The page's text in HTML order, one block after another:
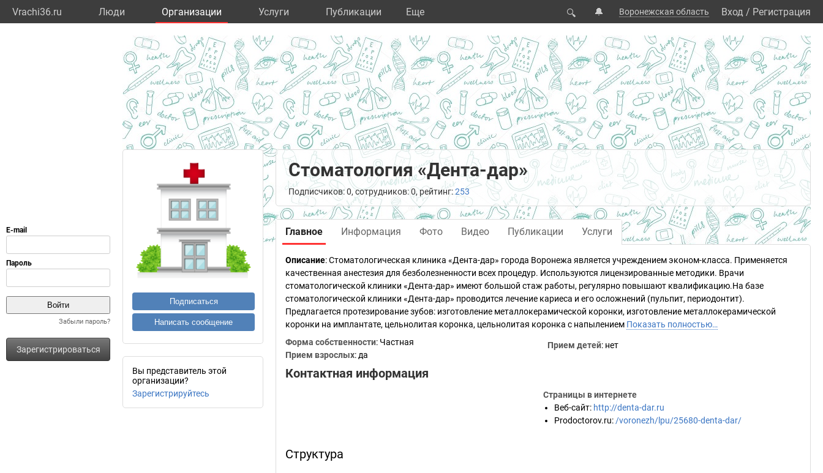
Vrachi36.ru Люди Организации Услуги Публикации Eще 🔍 🔔 Воронежская область Вход / Регистрация
Забыли пароль?
Зарегистрироваться
Подписаться
Написать сообщение
Вы представитель этой
организации?
Зарегистрируйтесь
Стоматология «Дента-дар»
Подписчиков: 0, сотрудников: 0, рейтинг:253
Главное Информация Фото Видео Публикации Услуги
Описание: Стоматологическая клиника «Дента-дар» города Воронежа является учреждением эконом-класса. Применяется
качественная анестезия для безболезненности всех процедур. Используются лицензированные методики. Врачи
стоматологической клиники «Дента-дар» имеют большой стаж работы, регулярно повышают квалификацию.На базе
стоматологической клиники «Дента-дар» проводится лечение кариеса и его осложнений (пульпит, периодонтит).
Предлагается протезирование зубов: изготовление металлокерамической коронки, изготовление металлокерамической
коронки на имплантате, цельнолитая коронка, цельнолитая коронка с напылением Показать полностью…
Форма собственности: Частная
Прием взрослых: да
Прием детей: нет
Контактная информация
Страницы в интернете
Веб-сайт: http://denta-dar.ru
Prodoctorov.ru: /voronezh/lpu/25680-denta-dar/
Структура